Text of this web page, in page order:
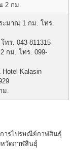
2 กม.
ะมาณ 1 กม. โทร.
ร. 043-811315
กม. โทร. 099-
Kalasin
.
ารไปรษณีย์กาฬสินธุ์
วัดกาฬสินธุ์